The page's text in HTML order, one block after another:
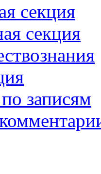
секция
секция
записям